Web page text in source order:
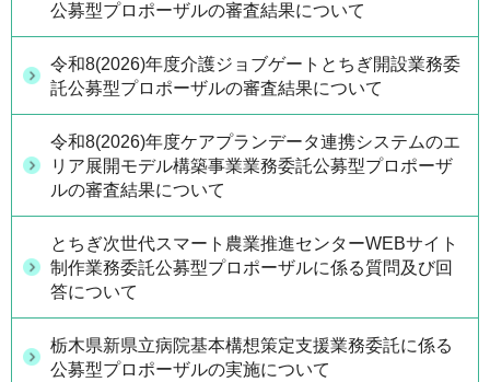
公募型プロポーザルの審査結果について
令和8(2026)年度介護ジョブゲートとちぎ開設業務委
託公募型プロポーザルの審査結果について
令和8(2026)年度ケアプランデータ連携システムのエ
リア展開モデル構築事業業務委託公募型プロポーザ
ルの審査結果について
とちぎ次世代スマート農業推進センターWEBサイト
制作業務委託公募型プロポーザルに係る質問及び回
答について
栃木県新県立病院基本構想策定支援業務委託に係る
公募型プロポーザルの実施について